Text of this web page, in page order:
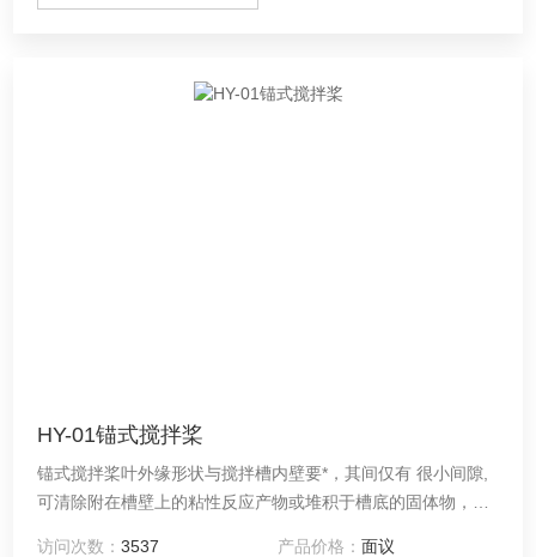
HY-01锚式搅拌桨
锚式搅拌桨叶外缘形状与搅拌槽内壁要*，其间仅有 很小间隙,
可清除附在槽壁上的粘性反应产物或堆积于槽底的固体物，保
访问次数：3537 产品价格： 面议